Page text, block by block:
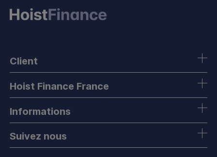
Client
Hoist Finance France
Informations
Suivez nous